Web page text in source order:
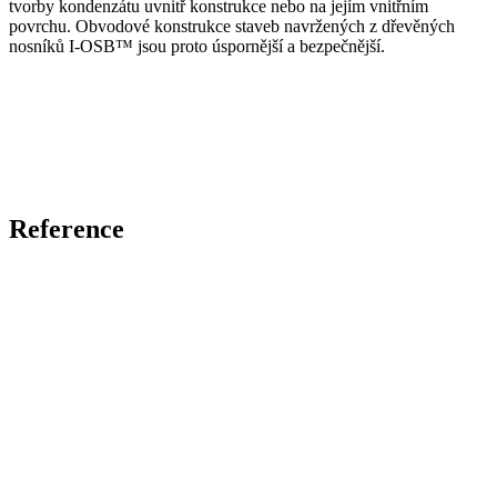
tvorby kondenzátu uvnitř konstrukce nebo na jejím vnitřním
povrchu. Obvodové konstrukce staveb navržených z dřevěných
nosníků I-OSB™ jsou proto úspornější a bezpečnější.
Reference